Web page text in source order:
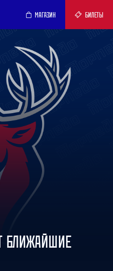
МАГАЗИН БИЛЕТЫ
БЛИЖАЙШИЕ